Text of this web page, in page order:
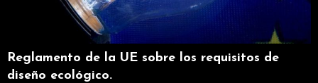
Reglamento de la UE sobre los requisitos de
diseño ecológico.